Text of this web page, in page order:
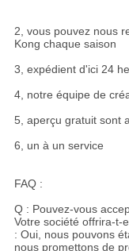
2, vous pouvez nous
Kong chaque saison
3, expédient d'ici 24
4, notre équipe de
5, aperçu gratuit sont
6, un à un service
FAQ :
Q : Pouvez-vous
Votre société offrira-t-
: Oui, nous pouvons
nous promettons de